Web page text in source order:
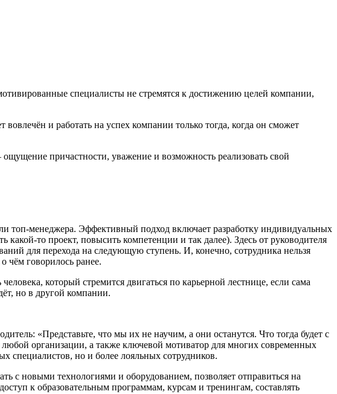
специалисты не стремятся к достижению целей компании,
и работать на успех компании только тогда, когда он сможет
причастности, уважение и возможность реализовать свой
топ-менеджера. Эффективный подход включает разработку индивидуальных
то проект, повысить компетенции и так далее). Здесь от руководителя
для перехода на следующую ступень. И, конечно, сотрудника нельзя
чём говорилось ранее.
который стремится двигаться по карьерной лестнице, если сама
но в другой компании.
«Представьте, что мы их не научим, а они останутся. Что тогда будет с
организации, а также ключевой мотиватор для многих современных
специалистов, но и более лояльных сотрудников.
с новыми технологиями и оборудованием, позволяет отправиться на
к образовательным программам, курсам и тренингам, составлять